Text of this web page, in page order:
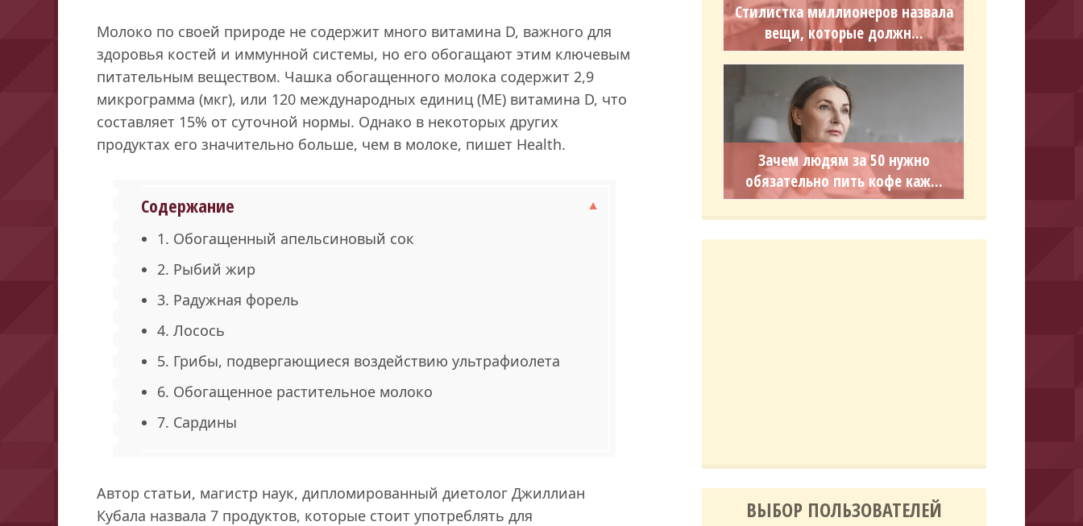
Молоко по своей природе не содержит много витамина D, важного для
здоровья костей и иммунной системы, но его обогащают этим ключевым
питательным веществом. Чашка обогащенного молока содержит 2,9
микрограмма (мкг), или 120 международных единиц (МЕ) витамина D, что
составляет 15% от суточной нормы. Однако в некоторых других
продуктах его значительно больше, чем в молоке, пишет Health.
Содержание
1. Обогащенный апельсиновый сок
2. Рыбий жир
3. Радужная форель
4. Лосось
5. Грибы, подвергающиеся воздействию ультрафиолета
6. Обогащенное растительное молоко
7. Сардины
Автор статьи, магистр наук, дипломированный диетолог Джиллиан
Кубала назвала 7 продуктов, которые стоит употреблять для
Стилистка миллионеров назвала
вещи, которые должн...
Зачем людям за 50 нужно
обязательно пить кофе каж...
ВЫБОР ПОЛЬЗОВАТЕЛЕЙ